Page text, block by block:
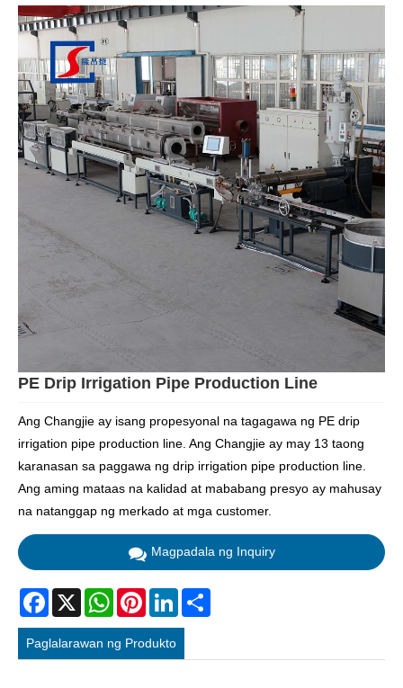
PE Drip Irrigation Pipe Production Line
Ang Changjie ay isang propesyonal na tagagawa ng PE drip
irrigation pipe production line. Ang Changjie ay may 13 taong
karanasan sa paggawa ng drip irrigation pipe production line.
Ang aming mataas na kalidad at mababang presyo ay mahusay
na natanggap ng merkado at mga customer.
Magpadala ng Inquiry
Facebook
X WhatsAppPinterestLinkedIn
Paglalarawan ng Produkto